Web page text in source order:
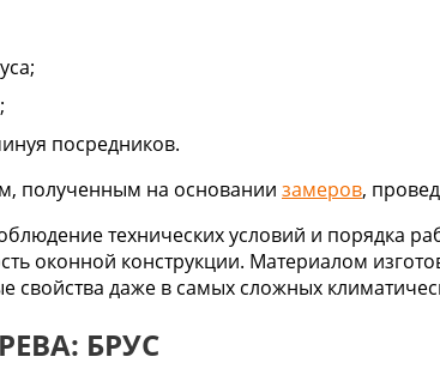
посредников.
полученным на основании замеров,
технических условий и порядка
оконной конструкции. Материалом
даже в самых сложных
БРУС